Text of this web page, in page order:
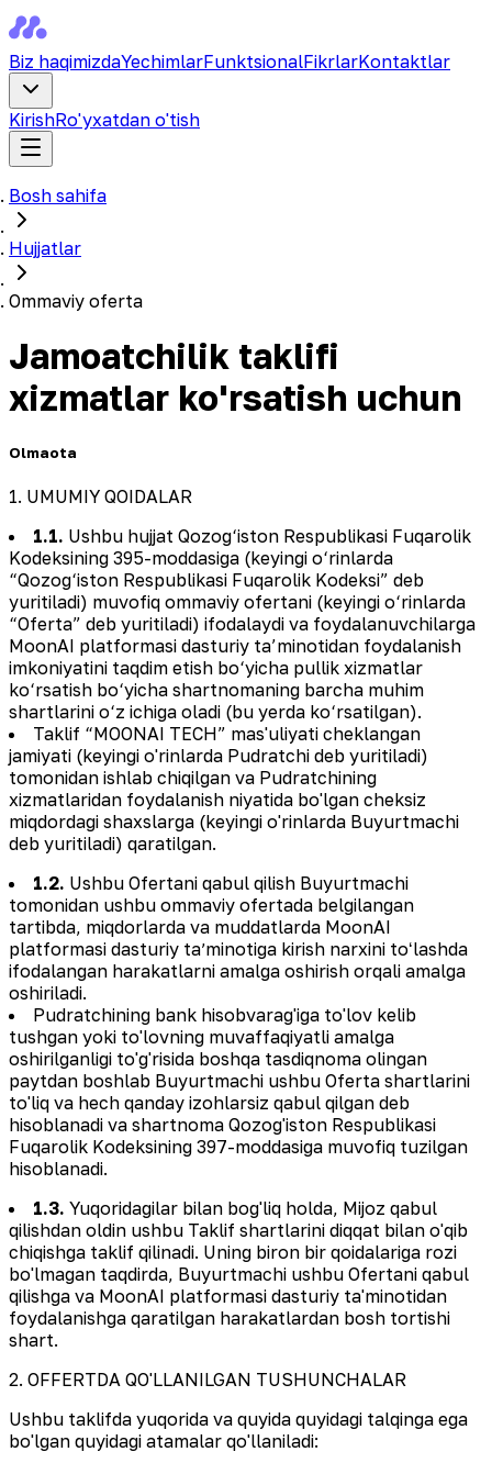
Biz haqimizdaYechimlarFunktsionalFikrlarKontaktlar
KirishRo'yxatdan o'tish
Bosh sahifa
Hujjatlar
Ommaviy oferta
Jamoatchilik taklifi
xizmatlar ko'rsatish uchun
Olmaota
1. UMUMIY QOIDALAR
1.1. Ushbu hujjat Qozog‘iston Respublikasi Fuqarolik
Kodeksining 395-moddasiga (keyingi o‘rinlarda
“Qozog‘iston Respublikasi Fuqarolik Kodeksi” deb
yuritiladi) muvofiq ommaviy ofertani (keyingi o‘rinlarda
“Oferta” deb yuritiladi) ifodalaydi va foydalanuvchilarga
MoonAI platformasi dasturiy ta’minotidan foydalanish
imkoniyatini taqdim etish bo‘yicha pullik xizmatlar
ko‘rsatish bo‘yicha shartnomaning barcha muhim
shartlarini o‘z ichiga oladi (bu yerda ko‘rsatilgan).
Taklif “MOONAI TECH” mas'uliyati cheklangan
jamiyati (keyingi o'rinlarda Pudratchi deb yuritiladi)
tomonidan ishlab chiqilgan va Pudratchining
xizmatlaridan foydalanish niyatida bo'lgan cheksiz
miqdordagi shaxslarga (keyingi o'rinlarda Buyurtmachi
deb yuritiladi) qaratilgan.
1.2. Ushbu Ofertani qabul qilish Buyurtmachi
tomonidan ushbu ommaviy ofertada belgilangan
tartibda, miqdorlarda va muddatlarda MoonAI
platformasi dasturiy taʼminotiga kirish narxini toʻlashda
ifodalangan harakatlarni amalga oshirish orqali amalga
oshiriladi.
Pudratchining bank hisobvarag'iga to'lov kelib
tushgan yoki to'lovning muvaffaqiyatli amalga
oshirilganligi to'g'risida boshqa tasdiqnoma olingan
paytdan boshlab Buyurtmachi ushbu Oferta shartlarini
to'liq va hech qanday izohlarsiz qabul qilgan deb
hisoblanadi va shartnoma Qozog'iston Respublikasi
Fuqarolik Kodeksining 397-moddasiga muvofiq tuzilgan
hisoblanadi.
1.3. Yuqoridagilar bilan bog'liq holda, Mijoz qabul
qilishdan oldin ushbu Taklif shartlarini diqqat bilan o'qib
chiqishga taklif qilinadi. Uning biron bir qoidalariga rozi
bo'lmagan taqdirda, Buyurtmachi ushbu Ofertani qabul
qilishga va MoonAI platformasi dasturiy ta'minotidan
foydalanishga qaratilgan harakatlardan bosh tortishi
shart.
2. OFFERTDA QO'LLANILGAN TUSHUNCHALAR
Ushbu taklifda yuqorida va quyida quyidagi talqinga ega
bo'lgan quyidagi atamalar qo'llaniladi: